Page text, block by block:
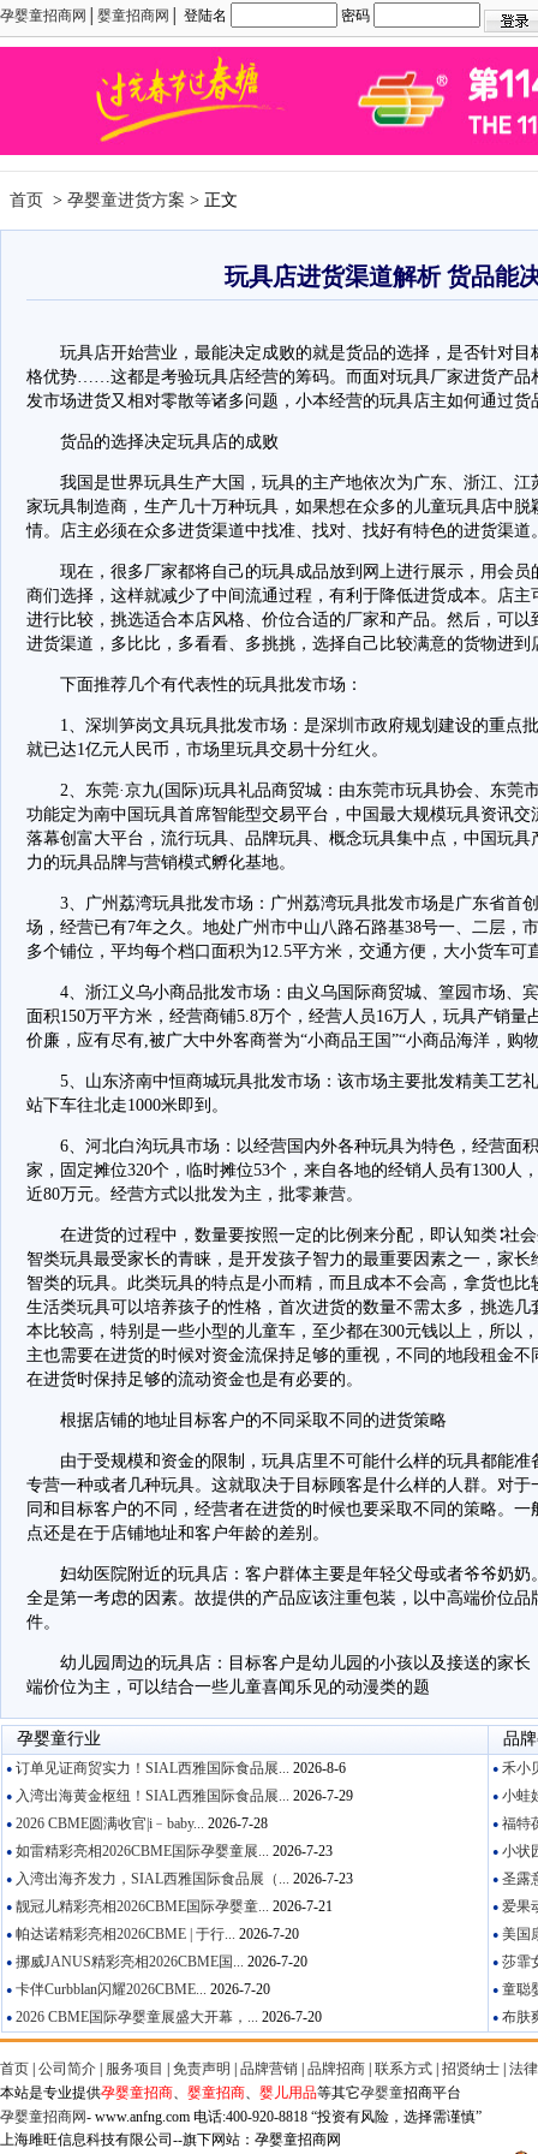
孕婴童招商网 婴童招商网 │ 登陆名 密码
首页 > 孕婴童进货方案 > 正文
玩具店进货渠道解析 货品能
玩具店开始营业，最能决定成败的就是货品的选择，是否针对目
格优势……这都是考验玩具店经营的筹码。而面对玩具厂家进货产品
发市场进货又相对零散等诸多问题，小本经营的玩具店主如何通过
货品的选择决定玩具店的成败
我国是世界玩具生产大国，玩具的主产地依次为广东、浙江、江
家玩具制造商，生产几十万种玩具，如果想在众多的儿童玩具店中
情。店主必须在众多进货渠道中找准、找对、找好有特色的进货渠道
现在，很多厂家都将自己的玩具成品放到网上进行展示，用会员
商们选择，这样就减少了中间流通过程，有利于降低进货成本。店
进行比较，挑选适合本店风格、价位合适的厂家和产品。然后，可
进货渠道，多比比，多看看、多挑挑，选择自己比较满意的货物进到
下面推荐几个有代表性的玩具批发市场：
1、深圳笋岗文具玩具批发市场：是深圳市政府规划建设的重点
就已达1亿元人民币，市场里玩具交易十分红火。
2、东莞·京九(国际)玩具礼品商贸城：由东莞市玩具协会、东莞
功能定为南中国玩具首席智能型交易平台，中国最大规模玩具资讯
落幕创富大平台，流行玩具、品牌玩具、概念玩具集中点，中国玩
力的玩具品牌与营销模式孵化基地。
3、广州荔湾玩具批发市场：广州荔湾玩具批发市场是广东省首
场，经营已有7年之久。地处广州市中山八路石路基38号一、二层，
多个铺位，平均每个档口面积为12.5平方米，交通方便，大小货车可
4、浙江义乌小商品批发市场：由义乌国际商贸城、篁园市场、
面积150万平方米，经营商铺5.8万个，经营人员16万人，玩具产销量
价廉，应有尽有,被广大中外客商誉为“小商品王国”“小商品海洋，购
5、山东济南中恒商城玩具批发市场：该市场主要批发精美工艺
站下车往北走1000米即到。
6、河北白沟玩具市场：以经营国内外各种玩具为特色，经营面积
家，固定摊位320个，临时摊位53个，来自各地的经销人员有1300人
近80万元。经营方式以批发为主，批零兼营。
在进货的过程中，数量要按照一定的比例来分配，即认知类∶社会
智类玩具最受家长的青睐，是开发孩子智力的最重要因素之一，家
智类的玩具。此类玩具的特点是小而精，而且成本不会高，拿货也
生活类玩具可以培养孩子的性格，首次进货的数量不需太多，挑选
本比较高，特别是一些小型的儿童车，至少都在300元钱以上，所以
主也需要在进货的时候对资金流保持足够的重视，不同的地段租金
在进货时保持足够的流动资金也是有必要的。
根据店铺的地址目标客户的不同采取不同的进货策略
由于受规模和资金的限制，玩具店里不可能什么样的玩具都能准
专营一种或者几种玩具。这就取决于目标顾客是什么样的人群。对
同和目标客户的不同，经营者在进货的时候也要采取不同的策略。
点还是在于店铺地址和客户年龄的差别。
妇幼医院附近的玩具店：客户群体主要是年轻父母或者爷爷奶奶
全是第一考虑的因素。故提供的产品应该注重包装，以中高端价位
件。
幼儿园周边的玩具店：目标客户是幼儿园的小孩以及接送的家长
端价位为主，可以结合一些儿童喜闻乐见的动漫类的题
孕婴童行业 品牌
●订单见证商贸实力！SIAL西雅国际食品展... 2026-8-6
●入湾出海黄金枢纽！SIAL西雅国际食品展... 2026-7-29
●2026 CBME圆满收官|i﹣baby... 2026-7-28
●如雷精彩亮相2026CBME国际孕婴童展... 2026-7-23
●入湾出海齐发力，SIAL西雅国际食品展（... 2026-7-23
●靓冠儿精彩亮相2026CBME国际孕婴童... 2026-7-21
●帕达诺精彩亮相2026CBME | 于行... 2026-7-20
●挪威JANUS精彩亮相2026CBME国... 2026-7-20
●卡伴Curbblan闪耀2026CBME... 2026-7-20
●2026 CBME国际孕婴童展盛大开幕，... 2026-7-20
●禾小
●小蛙
●福特
●小状
●圣露
●爱果
●美国
●莎霏
●童聪
●布肤
首页 公司简介 服务项目 免责声明 品牌营销 品牌招商 联系方式 招贤纳士 法
本站是专业提供孕婴童招商、 婴童招商、 婴儿用品等其它孕婴童招商平台
孕婴童招商网- www.anfng.com 电话:400-920-8818 “投资有风险，选择需谨慎”
上海雎旺信息科技有限公司--旗下网站：孕婴童招商网